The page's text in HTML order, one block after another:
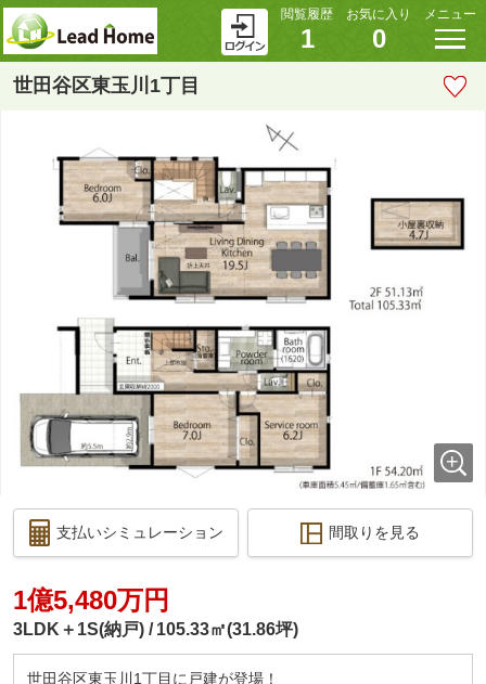
閲覧履歴
1
お気に入り
0
メニュー
世田谷区東玉川1丁目
支払いシミュレーション 間取りを見る
1億5,480万円
3LDK＋1S(納戸) 105.33㎡(31.86坪)
世田谷区東玉川1丁目に戸建が登場！